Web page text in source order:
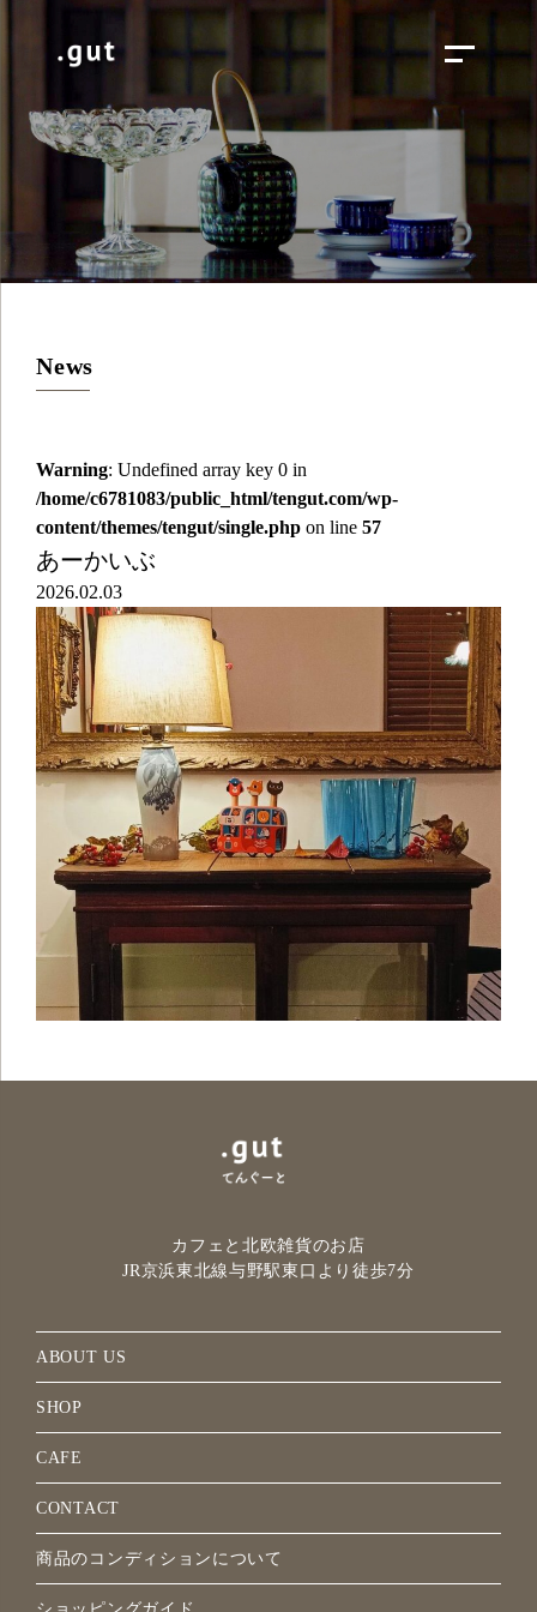
News
Warning: Undefined array key 0 in
/home/c6781083/public_html/tengut.com/wp-
content/themes/tengut/single.php on line 57
あーかいぶ
2026.02.03
カフェと北欧雑貨のお店
JR京浜東北線与野駅東口より徒歩7分
ABOUT US
SHOP
CAFE
CONTACT
商品のコンディションについて